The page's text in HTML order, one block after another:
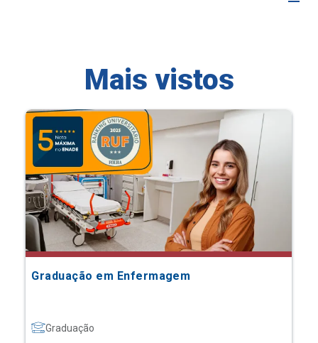
Mais vistos
Graduação em Enfermagem
Graduação